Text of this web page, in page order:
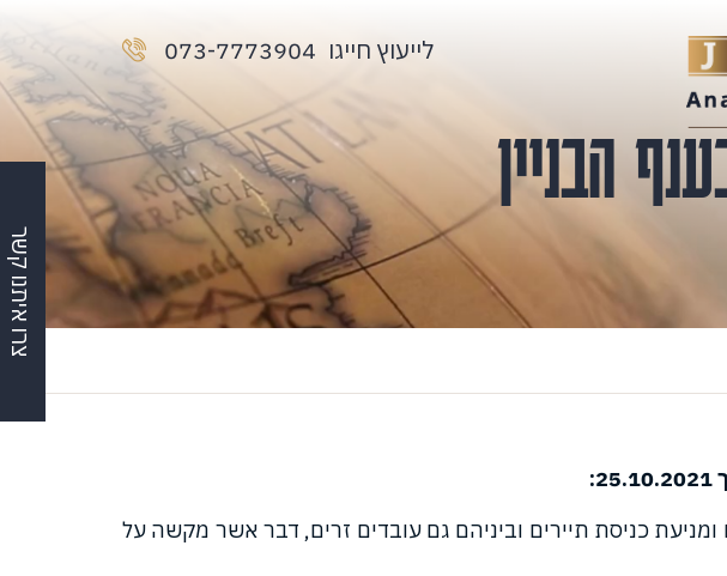
לייעוץ חייגו 073-7773904
צרו איתנו קשר
הבניין
כניסת תיירים וביניהם גם עובדים זרים, דבר אשר מקשה על